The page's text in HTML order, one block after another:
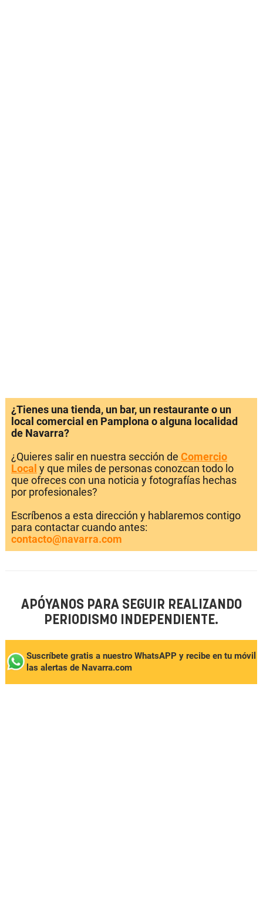
¿Tienes una tienda, un bar, un restaurante o un
local comercial en Pamplona o alguna localidad
de Navarra?
¿Quieres salir en nuestra sección de Comercio
Local y que miles de personas conozcan todo lo
que ofreces con una noticia y fotografías hechas
por profesionales?
Escríbenos a esta dirección y hablaremos contigo
para contactar cuando antes:
contacto@navarra.com
APÓYANOS PARA SEGUIR REALIZANDO
PERIODISMO INDEPENDIENTE.
Suscríbete gratis a nuestro WhatsAPP y recibe en tu móvil
las alertas de Navarra.com